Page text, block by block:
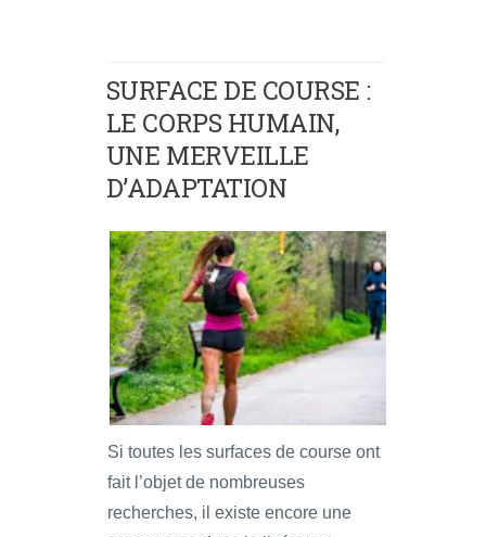
SURFACE DE COURSE :
LE CORPS HUMAIN,
UNE MERVEILLE
D’ADAPTATION
Si toutes les surfaces de course ont
fait l’objet de nombreuses
recherches, il existe encore une